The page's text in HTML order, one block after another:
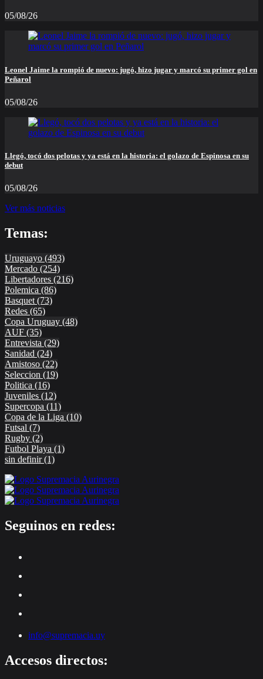
05/08/26
Leonel Jaime la rompió de nuevo: jugó, hizo jugar y marcó su primer gol en
Peñarol
05/08/26
Llegó, tocó dos pelotas y ya está en la historia: el golazo de Espinosa en su
debut
05/08/26
Ver más noticias
Temas:
Uruguayo (493)
Mercado (254)
Libertadores (216)
Polemica (86)
Basquet (73)
Redes (65)
Copa Uruguay (48)
AUF (35)
Entrevista (29)
Sanidad (24)
Amistoso (22)
Seleccion (19)
Politica (16)
Juveniles (12)
Supercopa (11)
Copa de la Liga (10)
Futsal (7)
Rugby (2)
Futbol Playa (1)
sin definir(1)
Seguinos en redes:
info@supremacia.uy
Accesos directos: